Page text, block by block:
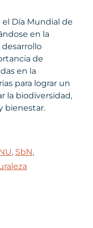
el Día Mundial de
en la
desarrollo
de
en la
para lograr un
la biodiversidad,
bienestar.
, SbN,